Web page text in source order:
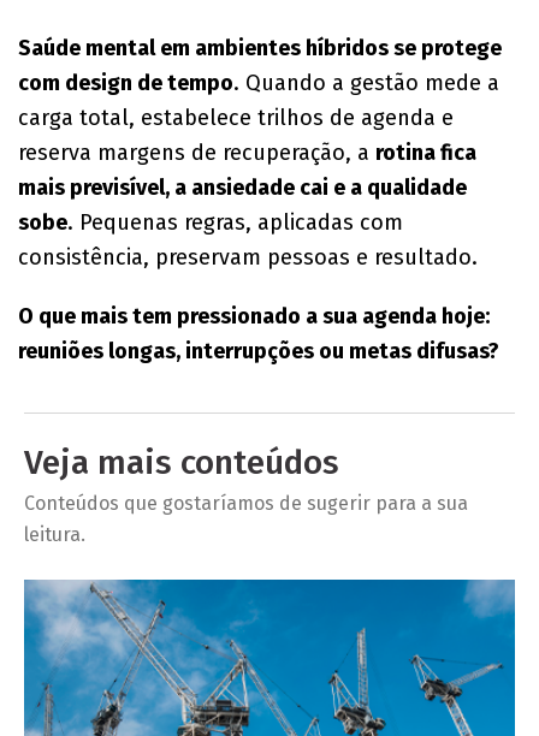
​Saúde mental em ambientes híbridos se protege
com design de tempo. Quando a gestão mede a
carga total, estabelece trilhos de agenda e
reserva margens de recuperação, a rotina fica
mais previsível, a ansiedade cai e a qualidade
sobe. Pequenas regras, aplicadas com
consistência, preservam pessoas e resultado.
O que mais tem pressionado a sua agenda hoje:
reuniões longas, interrupções ou metas difusas?
Veja mais conteúdos
Conteúdos que gostaríamos de sugerir para a sua
leitura.